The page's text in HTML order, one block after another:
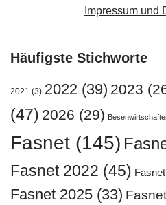
Impressum und
Häufigste Stichworte
2021 (3) 2022 (39) 2023
(47) 2026 (29)
Fasnet (145)
Fasnet 2022 (45)
Fasnet 2025 (33)